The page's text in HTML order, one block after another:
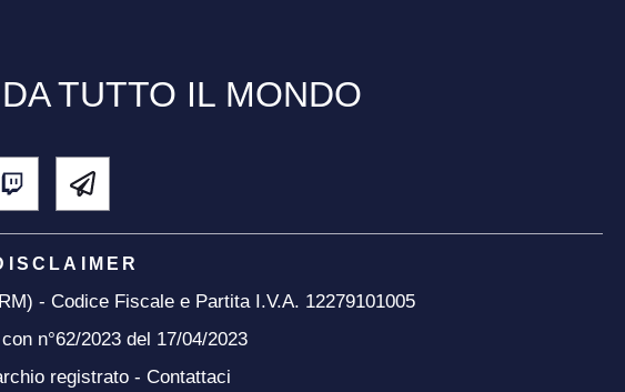
TUTTO IL MONDO
- Codice Fiscale e Partita I.V.A. 12279101005
n°62/2023 del 17/04/2023
registrato - Contattaci